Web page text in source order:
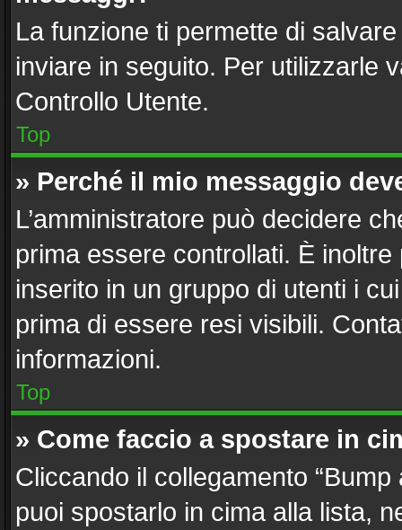
La funzione ti permette di
inviare in seguito. Per utilizzarle
Controllo Utente.
Top
» Perché il mio messaggio
L’amministratore può decidere
prima essere controllati. È
inserito in un gruppo di utenti i
prima di essere resi visibili.
informazioni.
Top
» Come faccio a spostare in
Cliccando il collegamento
puoi spostarlo in cima alla lista,